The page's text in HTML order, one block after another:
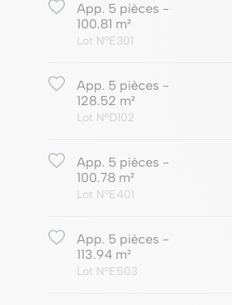
App. 5 pièces -
100.81 m²
Lot NºE301
App. 5 pièces -
128.52 m²
Lot NºD102
App. 5 pièces -
100.78 m²
Lot NºE401
App. 5 pièces -
113.94 m²
Lot NºE503